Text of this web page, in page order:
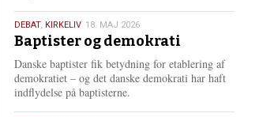
18.
maj
2026
DEBAT, KIRKELIV 18. MAJ 2026
Baptister og demokrati
Danske baptister fik betydning for etablering af
demokratiet – og det danske demokrati har haft
indflydelse på baptisterne.